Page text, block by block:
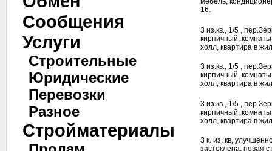
Сообщения
Услуги
Строительные
Юридические
Перевозки
Разное
Стройматериалы
16.
3 из.кв., 1/5 ,
кирпичный,
холл, квартира в
3 из.кв., 1/5 ,
кирпичный,
холл, квартира в
3 из.кв., 1/5 ,
кирпичный,
холл, квартира в
3 к. из. кв,
застеклена, новая